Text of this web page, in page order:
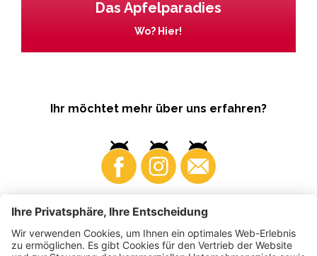
Das Apfelparadies
Wo? Hier!
Ihr möchtet mehr über uns erfahren?
Business Produzenten